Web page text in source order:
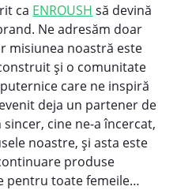
ca ENROUSH să devină
Ne adresăm doar
misiunea noastră este
și o comunitate
care ne inspiră
deja un partener de
cine ne-a încercat,
noastre, și asta este
produse
pentru toate femeile…